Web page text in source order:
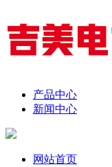
产品中心
新闻中心
网站首页